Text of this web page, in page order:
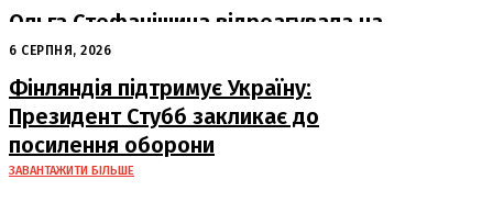
Ольга Стефанішина відреагувала на
підозри від НАБУ та САП
6 СЕРПНЯ, 2026
Фінляндія підтримує Україну:
Президент Стубб закликає до
посилення оборони
ЗАВАНТАЖИТИ БІЛЬШЕ